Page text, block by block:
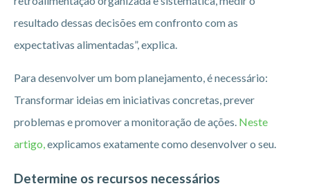
resultado dessas decisões em confronto com as
expectativas alimentadas”, explica.
Para desenvolver um bom planejamento, é necessário:
Transformar ideias em iniciativas concretas, prever
problemas e promover a monitoração de ações. Neste
artigo, explicamos exatamente como desenvolver o seu.
Determine os recursos necessários